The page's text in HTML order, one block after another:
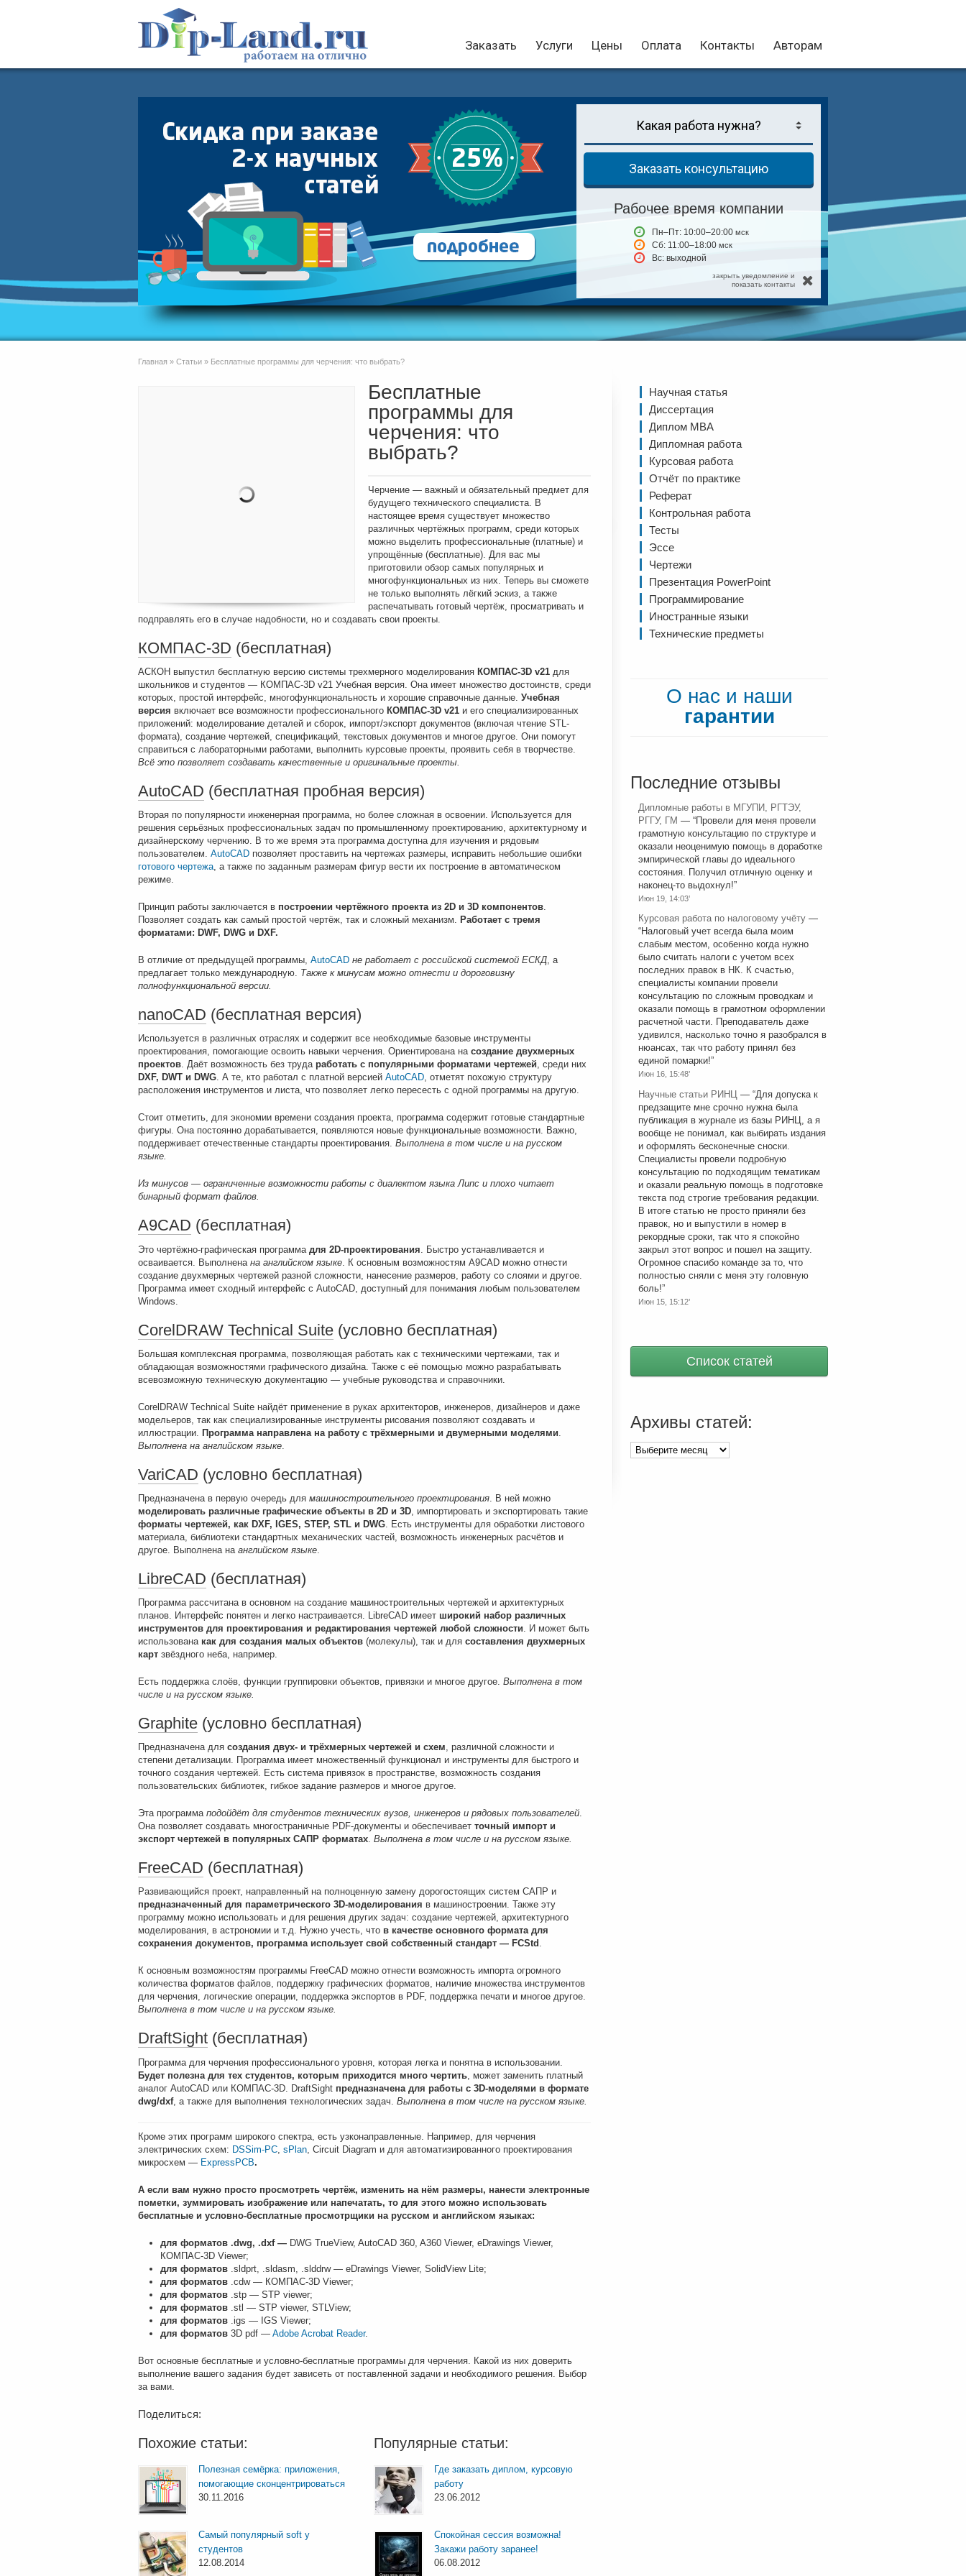
Заказать Услуги Цены Оплата Контакты Авторам
Заказать консультацию
Рабочее время компании
Пн–Пт: 10:00–20:00мск
Сб: 11:00–18:00мск
Вс: выходной
закрыть уведомление и
показать контакты
Главная » Статьи » Бесплатные программы для черчения: что выбрать?
Бесплатные
программы для
черчения: что
выбрать?
Черчение — важный и обязательный предмет для
будущего технического специалиста. В
настоящее время существует множество
различных чертёжных программ, среди которых
можно выделить профессиональные (платные) и
упрощённые (бесплатные). Для вас мы
приготовили обзор самых популярных и
многофункциональных из них. Теперь вы сможете
не только выполнять лёгкий эскиз, а также
распечатывать готовый чертёж, просматривать и
подправлять его в случае надобности, но и создавать свои проекты.
КОМПАС-3D (бесплатная)
АСКОН выпустил бесплатную версию системы трехмерного моделирования КОМПАС-3D v21 для
школьников и студентов — КОМПАС-3D v21 Учебная версия. Она имеет множество достоинств, среди
которых, простой интерфейс, многофункциональность и хорошие справочные данные. Учебная
версия включает все возможности профессионального КОМПАC-3D v21 и его специализированных
приложений: моделирование деталей и сборок, импорт/экспорт документов (включая чтение STL-
формата), создание чертежей, спецификаций, текстовых документов и многое другое. Они помогут
справиться с лабораторными работами, выполнить курсовые проекты, проявить себя в творчестве.
Всё это позволяет создавать качественные и оригинальные проекты.
AutoCAD (бесплатная пробная версия)
Вторая по популярности инженерная программа, но более сложная в освоении. Используется для
решения серьёзных профессиональных задач по промышленному проектированию, архитектурному и
дизайнерскому черчению. В то же время эта программа доступна для изучения и рядовым
пользователем. AutoCAD позволяет проставить на чертежах размеры, исправить небольшие ошибки
готового чертежа, а также по заданным размерам фигур вести их построение в автоматическом
режиме.
Принцип работы заключается в построении чертёжного проекта из 2D и 3D компонентов.
Позволяет создать как самый простой чертёж, так и сложный механизм. Работает с тремя
форматами: DWF, DWG и DXF.
В отличие от предыдущей программы, AutoCAD не работает с российской системой ЕСКД, а
предлагает только международную. Также к минусам можно отнести и дороговизну
полнофункциональной версии.
nanoCAD (бесплатная версия)
Используется в различных отраслях и содержит все необходимые базовые инструменты
проектирования, помогающие освоить навыки черчения. Ориентирована на создание двухмерных
проектов. Даёт возможность без труда работать с популярными форматами чертежей, среди них
DXF, DWT и DWG. А те, кто работал с платной версией AutoCAD, отметят похожую структуру
расположения инструментов и листа, что позволяет легко пересесть с одной программы на другую.
Стоит отметить, для экономии времени создания проекта, программа содержит готовые стандартные
фигуры. Она постоянно дорабатывается, появляются новые функциональные возможности. Важно,
поддерживает отечественные стандарты проектирования. Выполнена в том числе и на русском
языке.
Из минусов — ограниченные возможности работы с диалектом языка Липс и плохо читает
бинарный формат файлов.
A9CAD (бесплатная)
Это чертёжно-графическая программа для 2D-проектирования . Быстро устанавливается и
осваивается. Выполнена на английском языке . К основным возможностям A9CAD можно отнести
создание двухмерных чертежей разной сложности, нанесение размеров, работу со слоями и другое.
Программа имеет сходный интерфейс с AutoCAD, доступный для понимания любым пользователем
Windows.
CorelDRAW Technical Suite (условно бесплатная)
Большая комплексная программа, позволяющая работать как с техническими чертежами, так и
обладающая возможностями графического дизайна. Также с её помощью можно разрабатывать
всевозможную техническую документацию — учебные руководства и справочники.
CorelDRAW Technical Suite найдёт применение в руках архитекторов, инженеров, дизайнеров и даже
модельеров, так как специализированные инструменты рисования позволяют создавать и
иллюстрации. Программа направлена на работу с трёхмерными и двумерными моделями
Выполнена на английском языке
VariCAD (условно бесплатная)
Предназначена в первую очередь для машиностроительного проектирования . В ней можно
моделировать различные графические объекты в 2D и 3D , импортировать и экспортировать такие
форматы чертежей, как DXF, IGES, STEP, STL и DWG . Есть инструменты для обработки листового
материала, библиотеки стандартных механических частей, возможность инженерных расчётов и
другое. Выполнена на английском языке
LibreCAD (бесплатная)
Программа рассчитана в основном на создание машиностроительных чертежей и архитектурных
планов. Интерфейс понятен и легко настраивается. LibreCAD имеет широкий набор различных
инструментов для проектирования и редактирования чертежей любой сложности. И может быть
использована как для создания малых объектов (молекулы), так и для составления двухмерных
карт звёздного неба, например.
Есть поддержка слоёв, функции группировки объектов, привязки и многое другое. Выполнена в том
числе и на русском языке.
Graphite (условно бесплатная)
Предназначена для создания двух- и трёхмерных чертежей и схем, различной сложности и
степени детализации. Программа имеет множественный функционал и инструменты для быстрого и
точного создания чертежей. Есть система привязок в пространстве, возможность создания
пользовательских библиотек, гибкое задание размеров и многое другое.
Эта программа подойдёт для студентов технических вузов, инженеров и рядовых пользователей.
Она позволяет создавать многостраничные PDF-документы и обеспечивает точный импорт и
экспорт чертежей в популярных САПР форматах. Выполнена в том числе и на русском языке.
FreeCAD (бесплатная)
Развивающийся проект, направленный на полноценную замену дорогостоящих систем САПР и
предназначенный для параметрического 3D-моделирования в машиностроении. Также эту
программу можно использовать и для решения других задач: создание чертежей, архитектурного
моделирования, в астрономии и т.д. Нужно учесть, что в качестве основного формата для
сохранения документов, программа использует свой собственный стандарт — FCStd .
К основным возможностям программы FreeCAD можно отнести возможность импорта огромного
количества форматов файлов, поддержку графических форматов, наличие множества инструментов
для черчения, логические операции, поддержка экспортов в PDF, поддержка печати и многое другое.
Выполнена в том числе и на русском языке.
DraftSight (бесплатная)
Программа для черчения профессионального уровня, которая легка и понятна в использовании.
Будет полезна для тех студентов, которым приходится много чертить , может заменить платный
аналог AutoCAD или КОМПАС-3D. DraftSight предназначена для работы с 3D-моделями в формате
dwg/dxf, а также для выполнения технологических задач. Выполнена в том числе на русском языке.
Кроме этих программ широкого спектра, есть узконаправленные. Например, для черчения
электрических схем: DSSim-PC sPlan , Circuit Diagram и для автоматизированного проектирования
микросхем — ExpressPCB.
А если вам нужно просто просмотреть чертёж, изменить на нём размеры, нанести электронные
пометки, зуммировать изображение или напечатать, то для этого можно использовать
бесплатные и условно-бесплатные просмотрщики на русском и английском языках:
для форматов.dwg, .dxf — DWG TrueView, AutoCAD 360, A360 Viewer, eDrawings Viewer,
КОМПАС-3D Viewer;
для форматов.sldprt, .sldasm, .slddrw — eDrawings Viewer, SolidView Lite;
для форматов .cdw — КОМПАС-3D Viewer;
для форматов .stp — STP viewer;
для форматов.stl — STP viewer, STLView;
для форматов .igs — IGS Viewer;
для форматов3D pdf — Adobe Acrobat Reader.
Вот основные бесплатные и условно-бесплатные программы для черчения. Какой из них доверить
выполнение вашего задания будет зависеть от поставленной задачи и необходимого решения. Выбор
за вами.
Поделиться:
Похожие статьи:
Полезная семёрка: приложения,
помогающие сконцентрироваться
30.11.2016
Самый популярный soft у
студентов
12.08.2014
Популярные статьи:
Где заказать диплом, курсовую
работу
23.06.2012
Спокойная сессия возможна!
Закажи работу заранее!
06.08.2012
Научная статья
Диссертация
Диплом MBA
Дипломная работа
Курсовая работа
Отчёт по практике
Реферат
Контрольная работа
Тесты
Эссе
Чертежи
Презентация PowerPoint
Программирование
Иностранные языки
Технические предметы
О нас и наши
гарантии
Последние отзывы
Дипломные работы в МГУПИ, РГТЭУ,
РГГУ, ГМ — “Провели для меня провели
грамотную консультацию по структуре и
оказали неоценимую помощь в доработке
эмпирической главы до идеального
состояния. Получил отличную оценку и
наконец-то выдохнул!”
Июн 19, 14:03’
Курсовая работа по налоговому учёту —
“Налоговый учет всегда была моим
слабым местом, особенно когда нужно
было считать налоги с учетом всех
последних правок в НК. К счастью,
специалисты компании провели
консультацию по сложным проводкам и
оказали помощь в грамотном оформлении
расчетной части. Преподаватель даже
удивился, насколько точно я разобрался в
нюансах, так что работу принял без
единой помарки!”
Июн 16, 15:48’
Научные статьи РИНЦ — “Для допуска к
предзащите мне срочно нужна была
публикация в журнале из базы РИНЦ, а я
вообще не понимал, как выбирать издания
и оформлять бесконечные сноски.
Специалисты провели подробную
консультацию по подходящим тематикам
и оказали реальную помощь в подготовке
текста под строгие требования редакции.
В итоге статью не просто приняли без
правок, но и выпустили в номер в
рекордные сроки, так что я спокойно
закрыл этот вопрос и пошел на защиту.
Огромное спасибо команде за то, что
полностью сняли с меня эту головную
боль!”
Июн 15, 15:12’
Список статей
Архивы статей:
Архивы
статей: